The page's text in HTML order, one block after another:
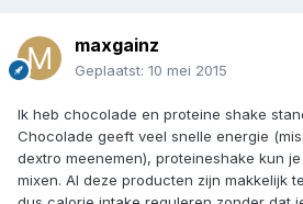
maxgainz
Geplaatst: 10 mei 2015
Ik heb chocolade en proteine shake
Chocolade geeft veel snelle energie
dextro meenemen), proteineshake kun
mixen. Al deze producten zijn makkelijk